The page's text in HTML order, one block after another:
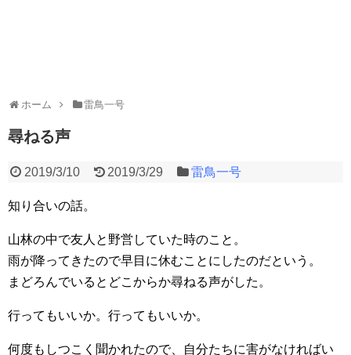
ホーム 雷鳥一号
尋ねる声
2019/3/10 2019/3/29 雷鳥一号
知り合いの話。
山林の中で友人と野営していた時のこと。
雨が降ってきたので早目に休むことにしたのだという。
まどろんでいるとどこからか尋ねる声がした。
行ってもいいか。行ってもいいか。
何度もしつこく聞かれたので、自分たちに害がなければい